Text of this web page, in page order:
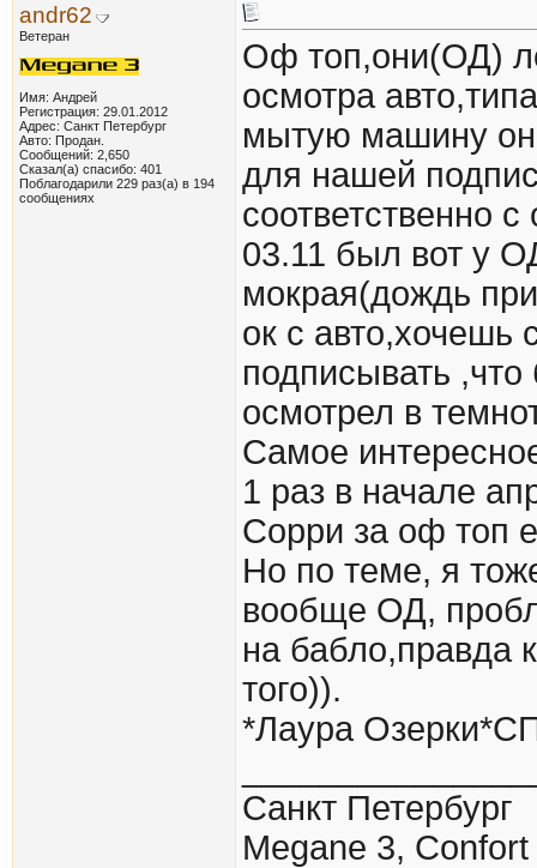
andr62
Ветеран
Имя: Андрей
Регистрация: 29.01.2012
Адрес: Санкт Петербург
Авто: Продан.
Сообщений: 2,650
Сказал(а) спасибо: 401
Поблагодарили 229 раз(а) в 194
сообщениях
Оф топ,они(ОД)
осмотра
мытую машину
для нашей
соответственно
03.11 был вот у
мокрая(дождь
ок с авто,хочешь
подписывать ,что
осмотрел в
Самое
1 раз в начале
Сорри за оф топ
Но по теме, я
вообще ОД,
на бабло,правда
того)).
*Лаура
Санкт Петербург
Megane 3,